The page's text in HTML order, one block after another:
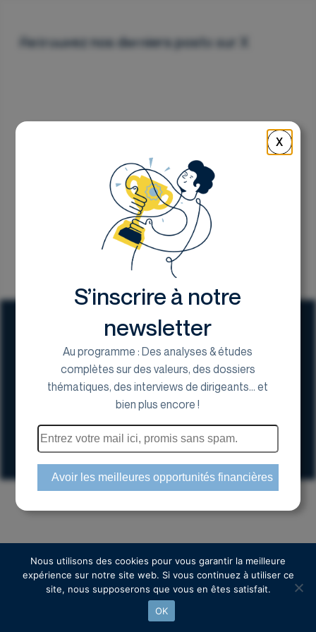
17 Avenue George V, 75008 Paris
Espace actionnaire
Copyright © 2024 Euroland Corporate
Retrouvez nos derniers posts sur X
X
S’inscrire à notre
newsletter
Au programme : Des analyses & études
complètes sur des valeurs, des dossiers
thématiques, des interviews de dirigeants... et
bien plus encore !
Nous utilisons des cookies pour vous garantir la meilleure
expérience sur notre site web. Si vous continuez à utiliser ce
site, nous supposerons que vous en êtes satisfait.
OK